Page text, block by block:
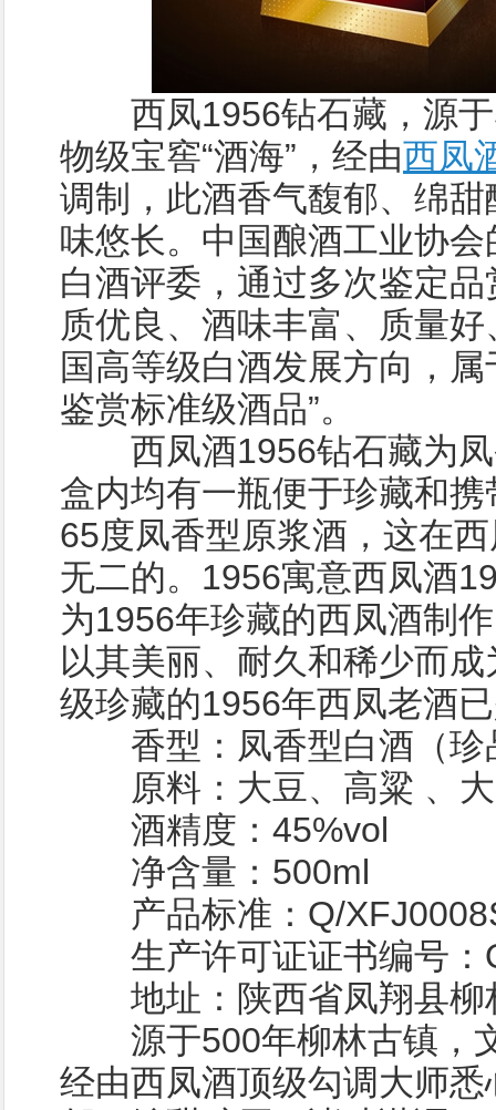
西凤1956钻石藏，源于
物级宝窖“酒海”，经由西凤
调制，此酒香气馥郁、绵
味悠长。中国酿酒工业协
白酒评委，通过多次鉴定
质优良、酒味丰富、质量
国高等级白酒发展方向，
鉴赏标准级酒品”。
西凤酒1956钻石藏为凤
盒内均有一瓶便于珍藏和
65度凤香型原浆酒，这在
无二的。1956寓意西凤酒
为1956年珍藏的西凤酒制
以其美丽、耐久和稀少而
级珍藏的1956年西凤老酒
香型：凤香型白酒（珍
原料：大豆、高粱 、大
酒精度：45%vol
净含量：500ml
产品标准：Q/
生产许可证证书编号：
地址：陕西省凤翔县柳
源于500年柳林古镇，文
经由西凤酒顶级勾调大师